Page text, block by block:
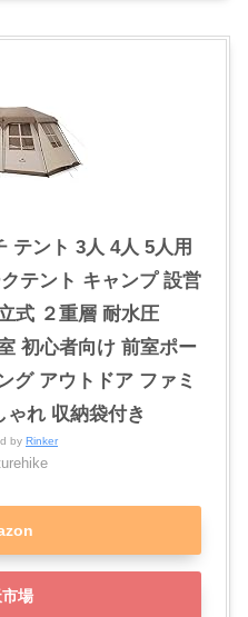
ント 3人 4人 5人用
テント キャンプ 設営
式 ２重層 耐水圧
初心者向け 前室ポー
グ アウトドア ファミ
ゃれ 収納袋付き
by Rinker
場